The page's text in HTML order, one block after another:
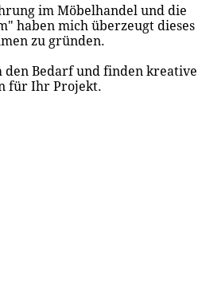
im Möbelhandel und die
haben mich überzeugt dieses
zu gründen.
den Bedarf und finden kreative
für Ihr Projekt.